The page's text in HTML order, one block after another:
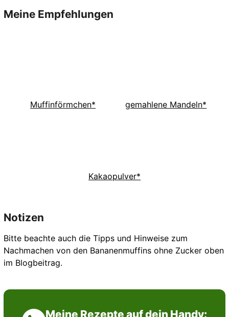
Meine Empfehlungen
Muffinförmchen* gemahlene Mandeln*
Kakaopulver*
Notizen
Bitte beachte auch die Tipps und Hinweise zum
Nachmachen von den Bananenmuffins ohne Zucker oben
im Blogbeitrag.
Meine Rezepte auf dein Handy: